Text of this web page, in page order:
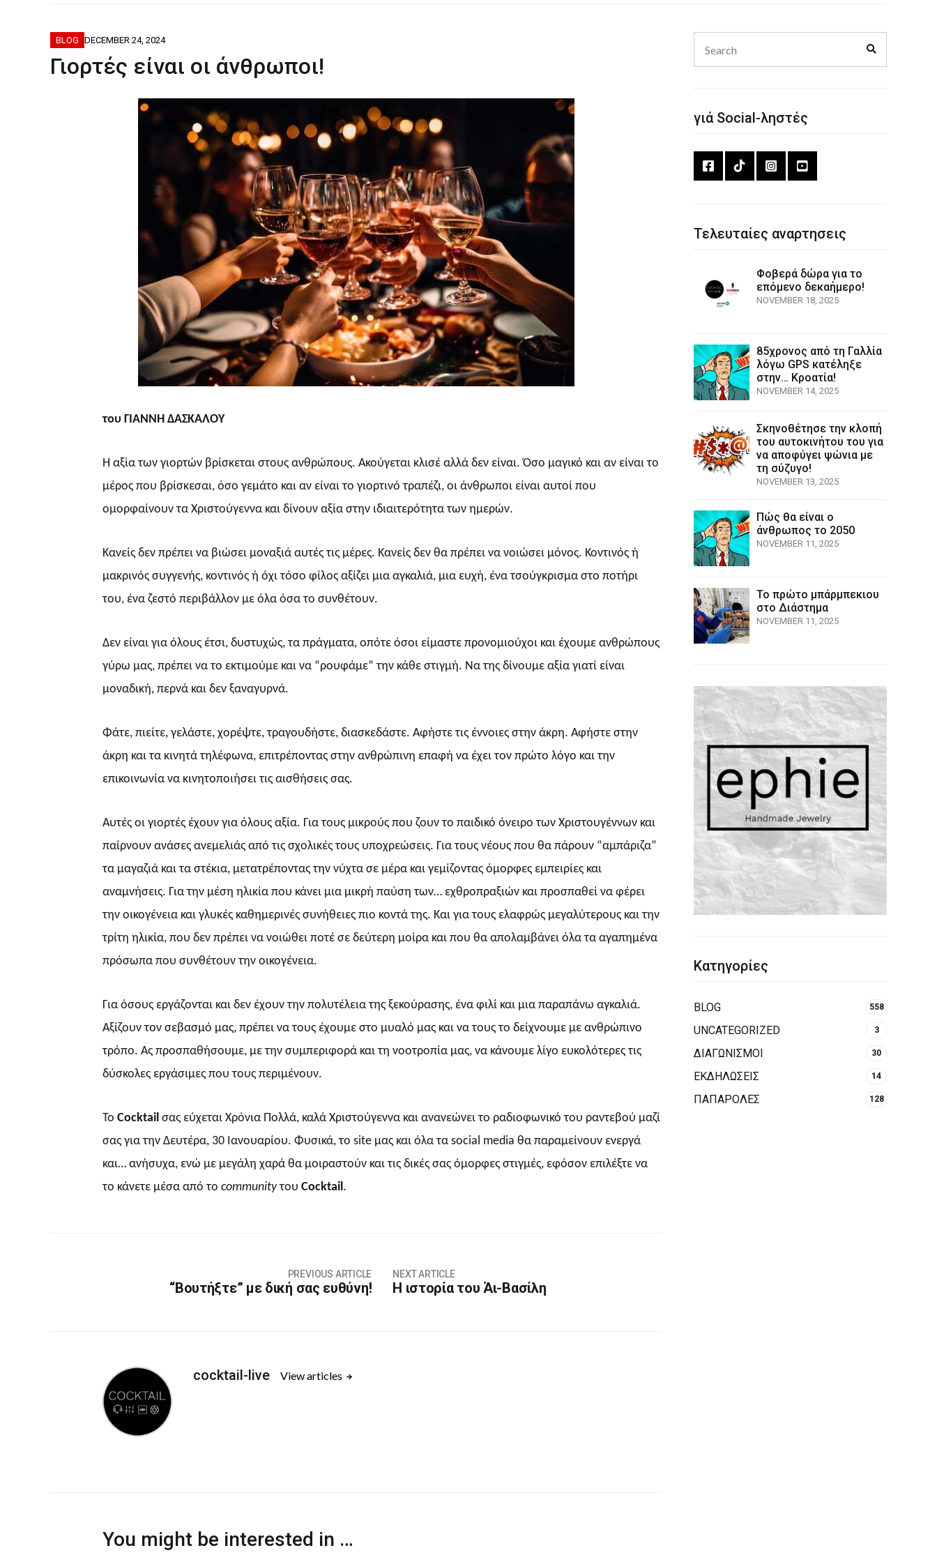
BLOG DECEMBER 24, 2024
Γιορτές είναι οι άνθρωποι!
του ΓΙΑΝΝΗ ΔΑΣΚΑΛΟΥ
Η αξία των γιορτών βρίσκεται στους ανθρώπους. Ακούγεται κλισέ αλλά δεν είναι. Όσο μαγικό και αν είναι το
μέρος που βρίσκεσαι, όσο γεμάτο και αν είναι το γιορτινό τραπέζι, οι άνθρωποι είναι αυτοί που
ομορφαίνουν τα Χριστούγεννα και δίνουν αξία στην ιδιαιτερότητα των ημερών.
Κανείς δεν πρέπει να βιώσει μοναξιά αυτές τις μέρες. Κανείς δεν θα πρέπει να νοιώσει μόνος. Κοντινός ή
μακρινός συγγενής, κοντινός ή όχι τόσο φίλος αξίζει μια αγκαλιά, μια ευχή, ένα τσούγκρισμα στο ποτήρι
του, ένα ζεστό περιβάλλον με όλα όσα το συνθέτουν.
Δεν είναι για όλους έτσι, δυστυχώς, τα πράγματα, οπότε όσοι είμαστε προνομιούχοι και έχουμε ανθρώπους
γύρω μας, πρέπει να το εκτιμούμε και να “ρουφάμε” την κάθε στιγμή. Να της δίνουμε αξία γιατί είναι
μοναδική, περνά και δεν ξαναγυρνά.
Φάτε, πιείτε, γελάστε, χορέψτε, τραγουδήστε, διασκεδάστε. Αφήστε τις έννοιες στην άκρη. Αφήστε στην
άκρη και τα κινητά τηλέφωνα, επιτρέποντας στην ανθρώπινη επαφή να έχει τον πρώτο λόγο και την
επικοινωνία να κινητοποιήσει τις αισθήσεις σας.
Αυτές οι γιορτές έχουν για όλους αξία. Για τους μικρούς που ζουν το παιδικό όνειρο των Χριστουγέννων και
παίρνουν ανάσες ανεμελιάς από τις σχολικές τους υποχρεώσεις. Για τους νέους που θα πάρουν “αμπάριζα”
τα μαγαζιά και τα στέκια, μετατρέποντας την νύχτα σε μέρα και γεμίζοντας όμορφες εμπειρίες και
αναμνήσεις. Για την μέση ηλικία που κάνει μια μικρή παύση των… εχθροπραξιών και προσπαθεί να φέρει
την οικογένεια και γλυκές καθημερινές συνήθειες πιο κοντά της. Και για τους ελαφρώς μεγαλύτερους και την
τρίτη ηλικία, που δεν πρέπει να νοιώθει ποτέ σε δεύτερη μοίρα και που θα απολαμβάνει όλα τα αγαπημένα
πρόσωπα που συνθέτουν την οικογένεια.
Για όσους εργάζονται και δεν έχουν την πολυτέλεια της ξεκούρασης, ένα φιλί και μια παραπάνω αγκαλιά.
Αξίζουν τον σεβασμό μας, πρέπει να τους έχουμε στο μυαλό μας και να τους το δείχνουμε με ανθρώπινο
τρόπο. Ας προσπαθήσουμε, με την συμπεριφορά και τη νοοτροπία μας, να κάνουμε λίγο ευκολότερες τις
δύσκολες εργάσιμες που τους περιμένουν.
Το Cocktail σας εύχεται Χρόνια Πολλά, καλά Χριστούγεννα και ανανεώνει το ραδιοφωνικό του ραντεβού μαζί
σας για την Δευτέρα, 30 Ιανουαρίου. Φυσικά, το site μας και όλα τα social media θα παραμείνουν ενεργά
και… ανήσυχα, ενώ με μεγάλη χαρά θα μοιραστούν και τις δικές σας όμορφες στιγμές, εφόσον επιλέξτε να
το κάνετε μέσα από το community του Cocktail.
PREVIOUS ARTICLE
“Βουτήξτε” με δική σας ευθύνη!
NEXT ARTICLE
Η ιστορία του Άι-Βασίλη
cocktail-live View articles
You might be interested in …
for:
γιά Social-ληστές
Τελευταίες αναρτησεις
Φοβερά δώρα για το
επόμενο δεκαήμερο!
NOVEMBER 18, 2025
85χρονος από τη Γαλλία
λόγω GPS κατέληξε
στην… Κροατία!
NOVEMBER 14, 2025
Σκηνοθέτησε την κλοπή
του αυτοκινήτου του για
να αποφύγει ψώνια με
τη σύζυγο!
NOVEMBER 13, 2025
Πώς θα είναι ο
άνθρωπος το 2050
NOVEMBER 11, 2025
Το πρώτο μπάρμπεκιου
στο Διάστημα
NOVEMBER 11, 2025
Κατηγορίες
BLOG 558
UNCATEGORIZED 3
ΔΙΑΓΩΝΙΣΜΟΙ 30
ΕΚΔΗΛΩΣΕΙΣ 14
ΠΑΠΑΡΟΛΕΣ 128